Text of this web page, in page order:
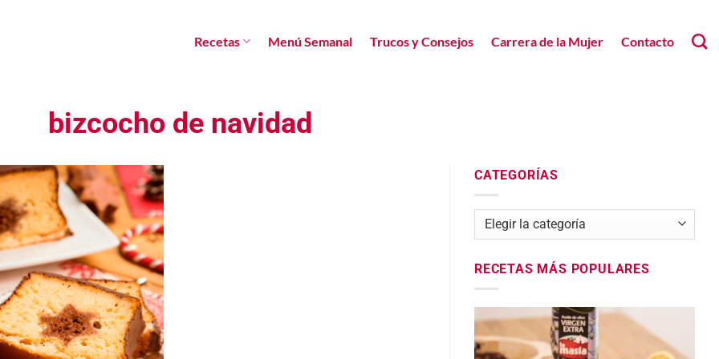
Recetas Menú Semanal Trucos y Consejos Carrera de la Mujer Contacto
bizcocho de navidad
CATEGORÍAS
Categorías
RECETAS MÁS POPULARES